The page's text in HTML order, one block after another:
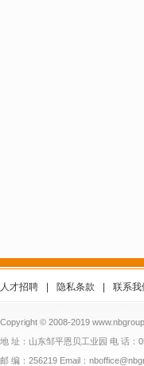
人才招聘 隐私条款 联系我
Copyright © 2008-2019
地 址：山东邹平恩贝工业园 电 话：
邮 编：256219 Email：